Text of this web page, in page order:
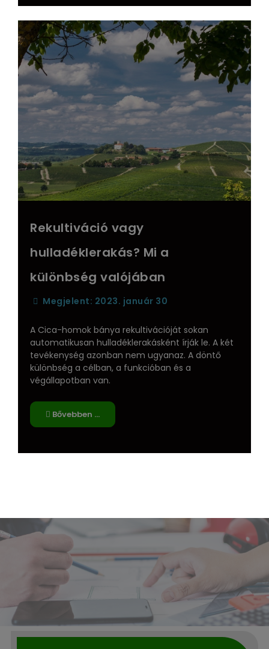
Rekultiváció vagy
hulladéklerakás? Mi a
különbség valójában
Megjelent: 2023. január 30
A Cica-homok bánya rekultivációját sokan
automatikusan hulladéklerakásként írják le. A két
tevékenység azonban nem ugyanaz. A döntő
különbség a célban, a funkcióban és a
végállapotban van.
Bővebben …